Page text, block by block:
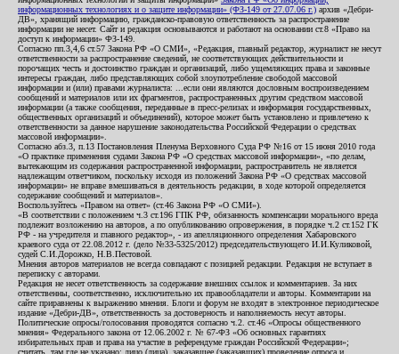
информационных технологиях и о защите информации» (ФЗ-149 от 27.07.06 г.) архив «Дебри-
ДВ», хранящий информацию, гражданско-правовую ответственность за распространение
информации не несет. Сайт и редакция основываются и работают на основании ст.8 «Право на
доступ к информации» ФЗ-149.
Согласно пп.3,4,6 ст.57 Закона РФ «О СМИ», «Редакция, главный редактор, журналист не несут
ответственности за распространение сведений, не соответствующих действительности и
порочащих честь и достоинство граждан и организаций, либо ущемляющих права и законные
интересы граждан, либо представляющих собой злоупотребление свободой массовой
информации и (или) правами журналиста: ...если они являются дословным воспроизведением
сообщений и материалов или их фрагментов, распространенных другим средством массовой
информации (а также сообщения, переданные в пресс-релизах и информация государственных,
общественных организаций и объединений), которое может быть установлено и привлечено к
ответственности за данное нарушение законодательства Российской Федерации о средствах
массовой информации».
Согласно абз.3, п.13 Постановления Пленума Верховного Суда РФ №16 от 15 июня 2010 года
«О практике применения судами Закона РФ «О средствах массовой информации», «по делам,
вытекающим из содержания распространенной информации, распространитель не является
надлежащим ответчиком, поскольку исходя из положений Закона РФ «О средствах массовой
информации» не вправе вмешиваться в деятельность редакции, в ходе которой определяется
содержание сообщений и материалов».
Воспользуйтесь «Правом на ответ» (ст.46 Закона РФ «О СМИ»).
«В соответствии с положением ч.3 ст.196 ГПК РФ, обязанность компенсации морального вреда
подлежит возложению на авторов, а по опубликованию опровержения, в порядке ч.2 ст.152 ГК
РФ - на учредителя и главного редактор», - из апелляционного определения Хабаровского
краевого суда от 22.08.2012 г. (дело №33-5325/2012) председательствующего И.И.Куликовой,
судей С.И.Дорожко, Н.В.Пестовой.
Мнения авторов материалов не всегда совпадают с позицией редакции. Редакция не вступает в
переписку с авторами.
Редакция не несет ответственность за содержание внешних ссылок и комментариев. За них
ответственны, соответственно, исключительно их правообладатели и авторы. Комментарии на
сайте приравнены к выражению мнения. Блоги и форум не входят в электронное периодическое
издание «Дебри-ДВ», ответственность за достоверность и наполняемость несут авторы.
Политические опросы/голосования проводятся согласно ч.2. ст.46 «Опросы общественного
мнения» Федерального закона от 12.06.2002 г. № 67-ФЗ «Об основных гарантиях
избирательных прав и права на участие в референдуме граждан Российской Федерации»;
считать, там где не указано: лицо (лица), заказавшее (заказавших) проведение опроса и